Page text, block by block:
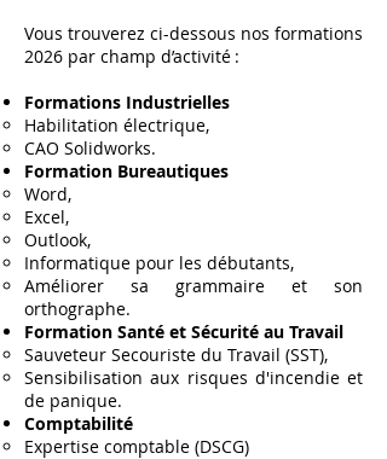
Vous trouverez ci-dessous nos formations
2026 par champ d’activité :
Formations Industrielles
Habilitation électrique,
CAO Solidworks.
Formation Bureautiques
Word,
Excel,
Outlook,
Informatique pour les débutants,
Améliorer sa grammaire et son
orthographe.
Formation Santé et Sécurité au Travail
Sauveteur Secouriste du Travail (SST),
Sensibilisation aux risques d'incendie et
de panique.
Comptabilité
Expertise comptable (DSCG)